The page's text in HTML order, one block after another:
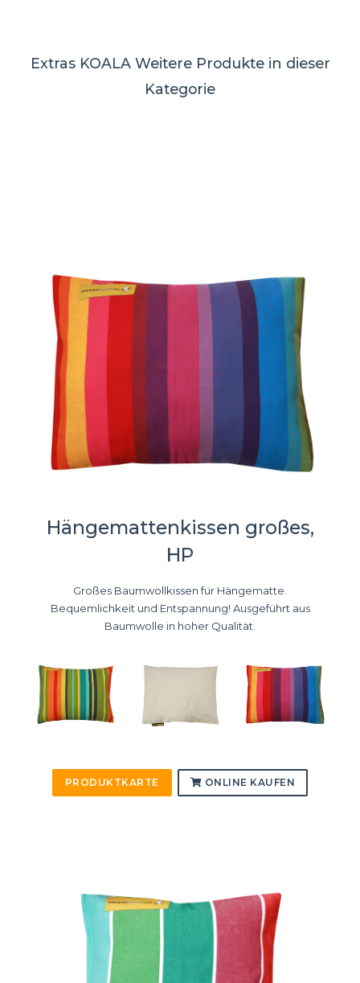
Extras KOALA Weitere Produkte in dieser
Kategorie
Hängemattenkissen großes,
HP
Großes Baumwollkissen für Hängematte.
Bequemlichkeit und Entspannung! Ausgeführt aus
Baumwolle in hoher Qualität.
PRODUKTKARTE ONLINE KAUFEN